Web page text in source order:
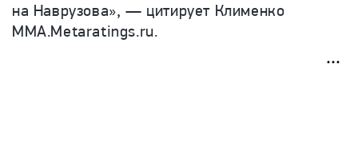
на Наврузова», — цитирует Клименко
MMA.Metaratings.ru.